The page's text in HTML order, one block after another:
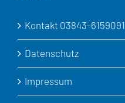
Kontakt 03843-6159091
Datenschutz
Impressum